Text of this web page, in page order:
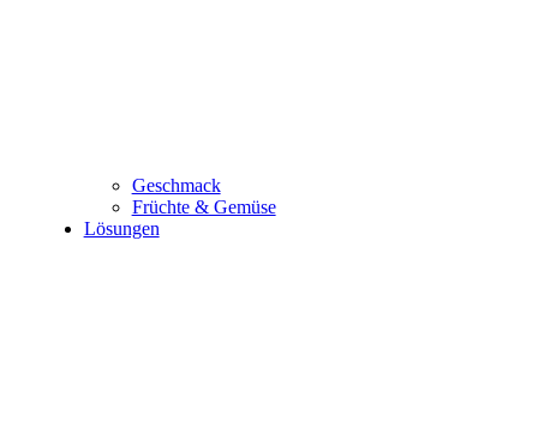
Geschmack
Früchte & Gemüse
Lösungen